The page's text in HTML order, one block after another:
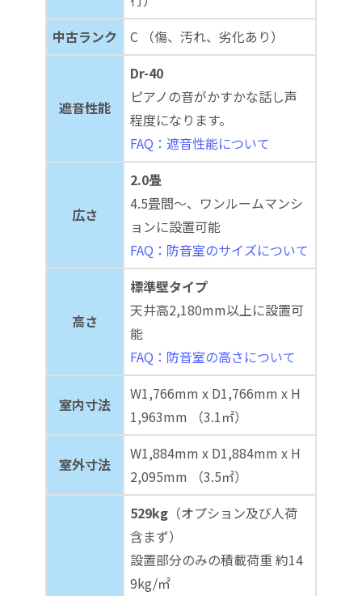
中古ランク
C （傷、汚れ、劣化あり）
遮音性能
Dr-40
ピアノの音がかすかな話し声
程度になります。
FAQ：遮音性能について
広さ
2.0畳
4.5畳間～、ワンルームマンシ
ョンに設置可能
FAQ：防音室のサイズについて
高さ
標準壁タイプ
天井高2,180mm以上に設置可
能
FAQ：防音室の高さについて
室内寸法
W1,766mm x D1,766mm x H
1,963mm （3.1㎡）
室外寸法
W1,884mm x D1,884mm x H
2,095mm （3.5㎡）
529kg （オプション及び人荷
含まず）
設置部分のみの積載荷重 約14
9kg/㎡